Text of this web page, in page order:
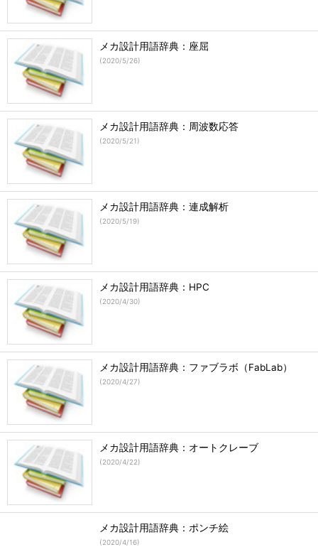
メカ設計用語辞典：座屈
(2020/5/26)
メカ設計用語辞典：周波数応答
(2020/5/21)
メカ設計用語辞典：連成解析
(2020/5/19)
メカ設計用語辞典：HPC
(2020/4/30)
メカ設計用語辞典：ファブラボ（FabLab）
(2020/4/27)
メカ設計用語辞典：オートクレーブ
(2020/4/22)
メカ設計用語辞典：ポンチ絵
(2020/4/16)